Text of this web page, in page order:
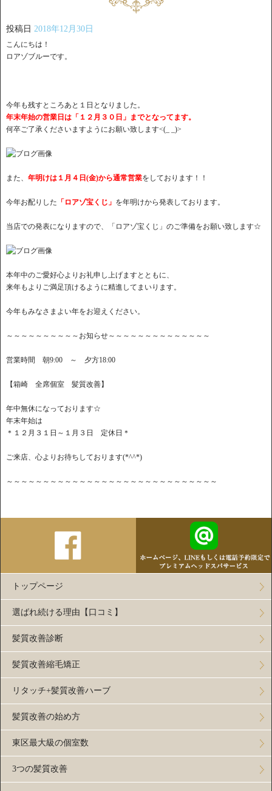
投稿日 2018年12月30日
こんにちは！
ロアゾブルーです。
今年も残すところあと１日となりました。
年末年始の営業日は「１２月３０日」までとなってます。
何卒ご了承くださいますようにお願い致します<(_ _)>
また、 年明けは１月４日(金)から通常営業をしております！！
今年お配りした 「ロアゾ宝くじ」 を年明けから発表しております。
当店での発表になりますので、「ロアゾ宝くじ」のご準備をお願い致します☆
本年中のご愛好心よりお礼申し上げますとともに、
来年もよりご満足頂けるように精進してまいります。
今年もみなさまよい年をお迎えください。
～～～～～～～～～～お知らせ～～～～～～～～～～～～～～
営業時間 朝9:00 ～ 夕方18:00
【箱崎 全席個室 髪質改善】
年中無休になっております☆
年末年始は
＊１２月３１日～１月３日 定休日＊
ご来店、心よりお待ちしております(*^^*)
～～～～～～～～～～～～～～～～～～～～～～～～～～～～～
トップページ
選ばれ続ける理由【口コミ】
髪質改善診断
髪質改善縮毛矯正
リタッチ+髪質改善ハーブ
髪質改善の始め方
東区最大級の個室数
3つの髪質改善